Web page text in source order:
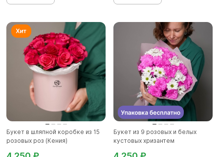
Букет в шляпной коробке из 15
розовых роз (Кения)
Букет из 9 розовых и белых
кустовых хризантем